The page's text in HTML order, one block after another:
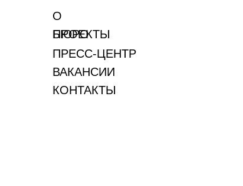
О
БЮРО
ПРОЕКТЫ
ПРЕСС-ЦЕНТР
ВАКАНСИИ
КОНТАКТЫ